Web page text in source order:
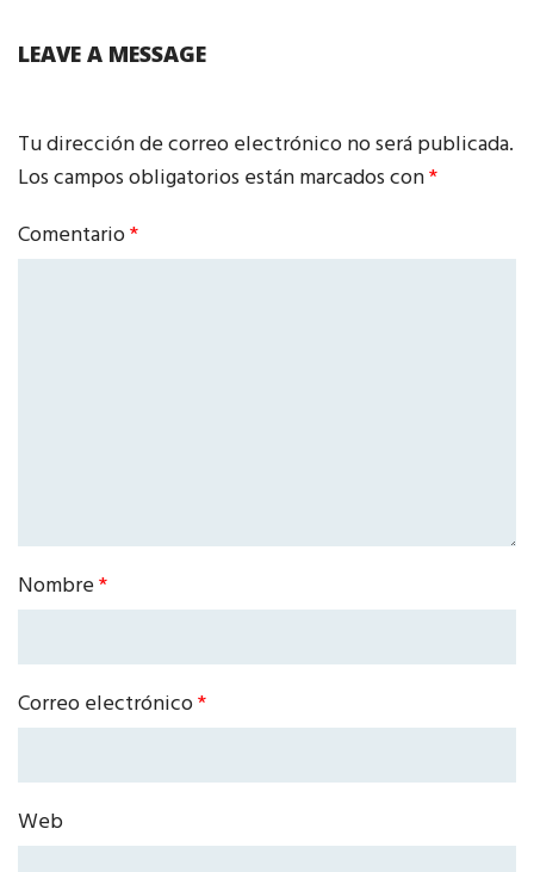
LEAVE A MESSAGE
Tu dirección de correo electrónico no será publicada.
Los campos obligatorios están marcados con*
Comentario*
Nombre*
Correo electrónico*
Web